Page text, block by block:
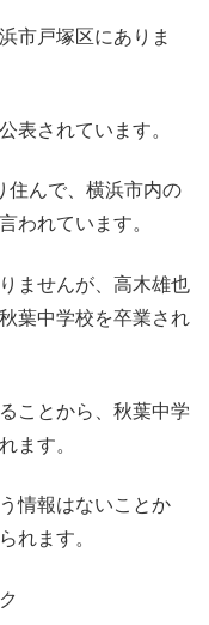
市戸塚区にありま
表されています。
住んで、横浜市内の
われています。
ませんが、高木雄也
葉中学校を卒業され
ことから、秋葉中学
ます。
情報はないことか
れます。